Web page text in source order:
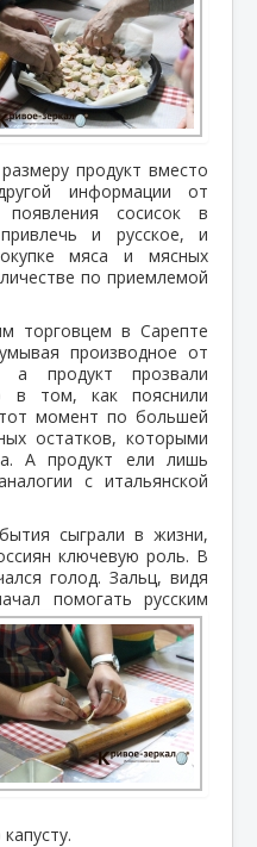
продукт вместо
информации от
появления сосисок в
и русское, и
мяса и мясных
по приемлемой
торговцем в Сарепте
производное от
продукт прозвали
в том, как пояснили
момент по большей
остатков, которыми
А продукт ели лишь
с итальянской
сыграли в жизни,
ключевую роль. В
голод. Зальц, видя
помогать русским